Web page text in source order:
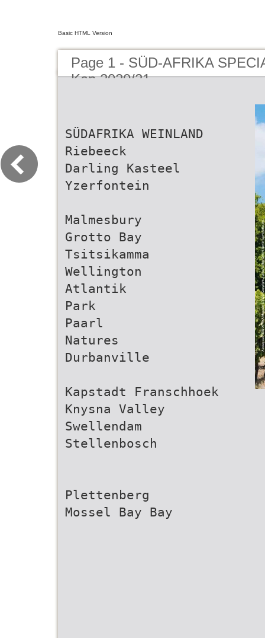
Basic HTML Version
Page 1 - SÜD-AFRIKA
Kap 2020/21
SÜDAFRIKA WEINLAND
Riebeeck
Darling Kasteel
Yzerfontein
Malmesbury
Grotto Bay
Tsitsikamma
Wellington
Atlantik
Park
Paarl
Natures
Durbanville
Kapstadt Franschhoek
Knysna Valley
Swellendam
Stellenbosch
Plettenberg
Mossel Bay Bay